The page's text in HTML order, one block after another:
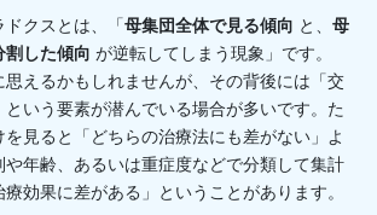
ドクスとは、「母集団全体で見る傾向 と、 母
割した傾向 が逆転してしまう現象」です。
えるかもしれませんが、その背後には「交
いう要素が潜んでいる場合が多いです。た
を見ると「どちらの治療法にも差がない」よ
や年齢、あるいは重症度などで分類して集計
効果に差がある」ということがあります。